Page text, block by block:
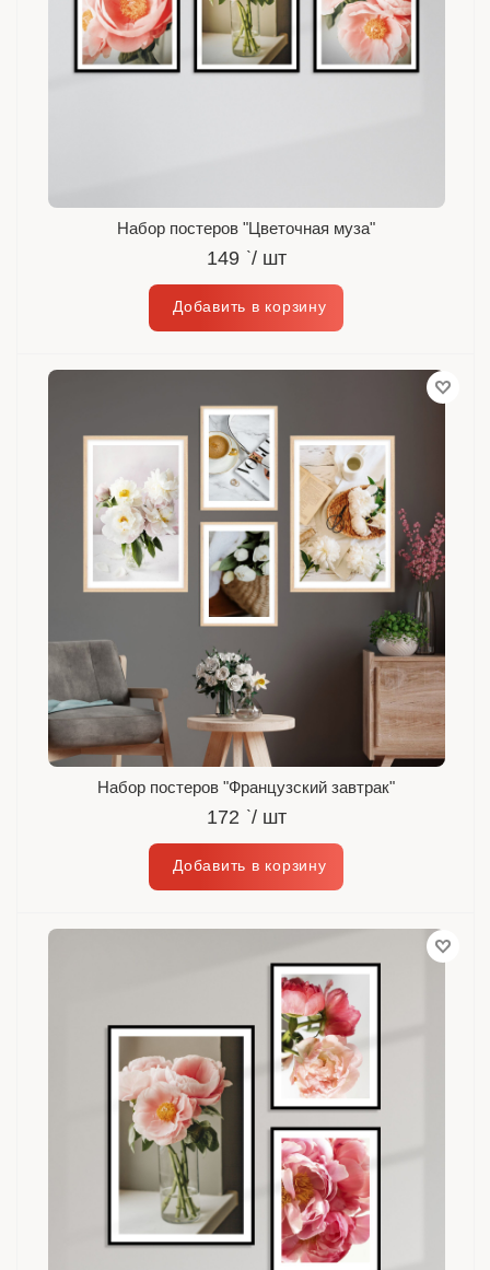
Набор постеров "Цветочная муза"
149`/ шт
Набор постеров "Французский завтрак"
172 `/ шт